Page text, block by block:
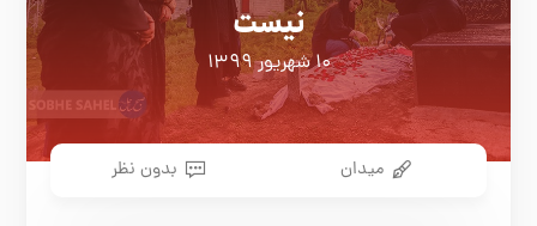
نیست
۱۰ شهریور ۱۳۹۹
میدان بدون نظر